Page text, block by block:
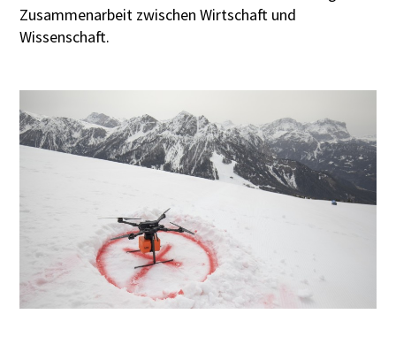
Zusammenarbeit zwischen Wirtschaft und
Wissenschaft.